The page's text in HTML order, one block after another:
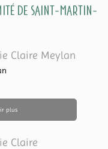
de Saint-Martin-
Claire Meylan
plus
Claire